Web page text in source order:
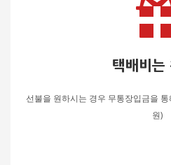
택배비는
선불을 원하시는 경우 무통장입금을
원)